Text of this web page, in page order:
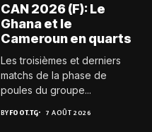
CAN 2026 (F): Le
Ghana et le
Cameroun en quarts
Les troisièmes et derniers
matchs de la phase de
poules du groupe...
BYFOOT.TG 7 AOÛT 2026